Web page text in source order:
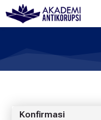
Skip to navigation
Skip to login form
Lewati ke konten utama
Skip to accessibility options
Skip to footer
Skip accessibility options
Konfirmasi